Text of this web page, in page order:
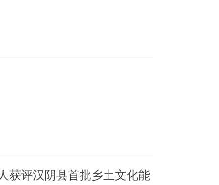
获评汉阴县首批乡土文化能